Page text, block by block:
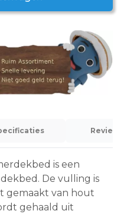
Reviews
is een
De vulling is
gemaakt van hout
gehaald uit